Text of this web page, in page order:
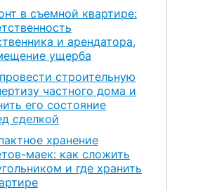
в съемной квартире:
и арендатора,
ущерба
строительную
частного дома и
его состояние
сделкой
хранение
маек: как сложить
и где хранить